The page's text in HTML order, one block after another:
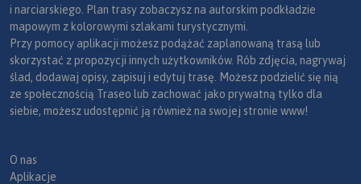
i narciarskiego. Plan trasy zobaczysz na autorskim podkładzie
mapowym z kolorowymi szlakami turystycznymi.
Przy pomocy aplikacji możesz podążać zaplanowaną trasą lub
skorzystać z propozycji innych użytkowników. Rób zdjęcia, nagrywaj
ślad, dodawaj opisy, zapisuj i edytuj trasę. Możesz podzielić się nią
ze społecznością Traseo lub zachować jako prywatną tylko dla
siebie, możesz udostępnić ją również na swojej stronie www!
O nas
Aplikacje